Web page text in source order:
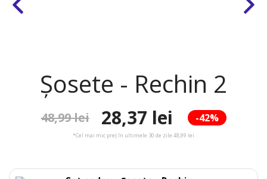
Șosete - Rechin 2
-42%
48,99 lei 28,37 lei
*Cel mai mic preț în ultimele 30 de zile 48,99 lei